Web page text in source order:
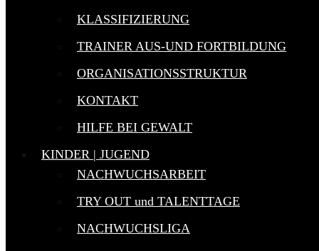
KLASSIFIZIERUNG
TRAINER AUS-UND FORTBILDUNG
ORGANISATIONSSTRUKTUR
KONTAKT
HILFE BEI GEWALT
KINDER | JUGEND
NACHWUCHSARBEIT
TRY OUT und TALENTTAGE
NACHWUCHSLIGA